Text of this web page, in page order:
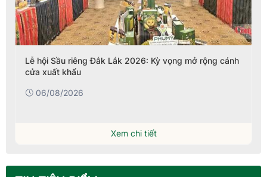
Lễ hội Sầu riêng Đắk Lắk 2026: Kỳ vọng mở rộng cánh
06/08/2026
TIN TIÊU ĐIỂM